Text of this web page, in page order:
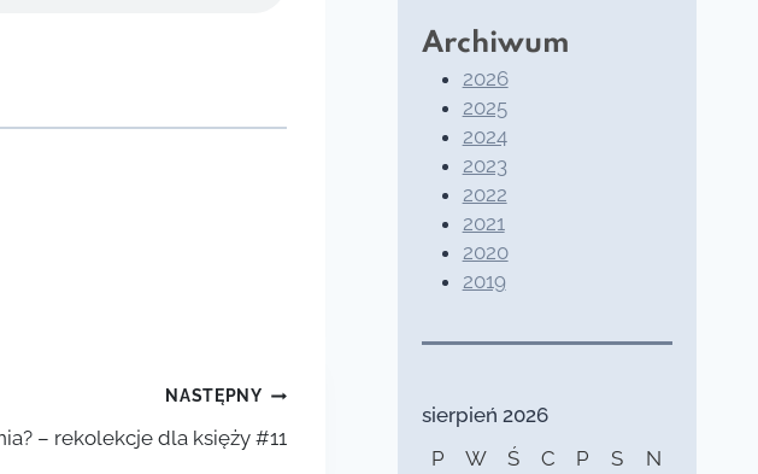
NASTĘPNY
– rekolekcje dla księży #11
Archiwum
2026
2025
2024
2023
2022
2021
2020
2019
sierpień 2026
P
W Ś C P S N